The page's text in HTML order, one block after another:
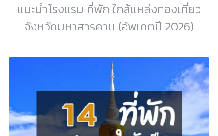
แนะนำโรงแรม ที่พัก ใกล้แหล่งท่องเที่ยว
จังหวัดมหาสารคาม (อัพเดตปี 2026)